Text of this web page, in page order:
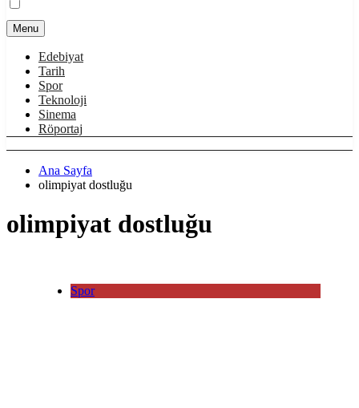
Menu
Edebiyat
Tarih
Spor
Teknoloji
Sinema
Röportaj
Ana Sayfa
olimpiyat dostluğu
olimpiyat dostluğu
Spor